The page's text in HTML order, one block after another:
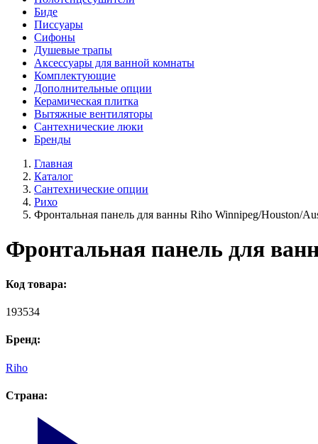
Биде
Писсуары
Сифоны
Душевые трапы
Аксессуары для ванной комнаты
Комплектующие
Дополнительные опции
Керамическая плитка
Вытяжные вентиляторы
Сантехнические люки
Бренды
Главная
Каталог
Сантехнические опции
Рихо
Фронтальная панель для ванны Riho Winnipeg/Houston/
Фронтальная панель для
Код товара:
193534
Бренд:
Riho
Страна: